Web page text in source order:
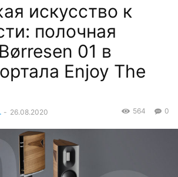
искусство к
полочная
01 в
Enjoy The
- 26.08.2020 0
564